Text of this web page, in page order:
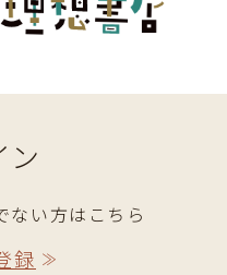
ン
ない方はこちら
録 ≫